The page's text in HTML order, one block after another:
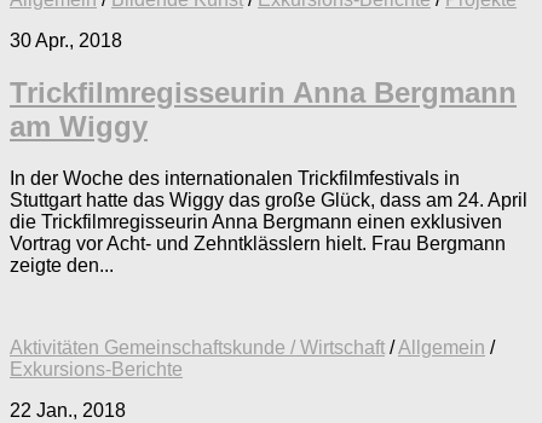
30 Apr., 2018
Trickfilmregisseurin Anna Bergmann
am Wiggy
In der Woche des internationalen Trickfilmfestivals in
Stuttgart hatte das Wiggy das große Glück, dass am 24. April
die Trickfilmregisseurin Anna Bergmann einen exklusiven
Vortrag vor Acht- und Zehntklässlern hielt. Frau Bergmann
zeigte den...
Aktivitäten Gemeinschaftskunde / Wirtschaft /Allgemein /
Exkursions-Berichte
22 Jan., 2018